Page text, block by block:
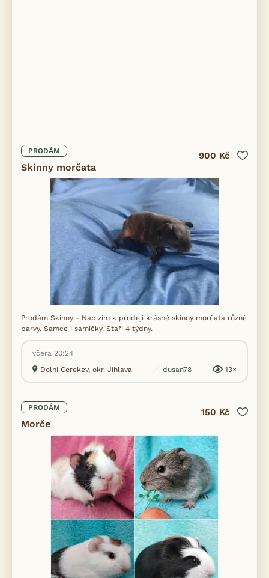
PRODÁM
Skinny morčata
900 Kč
Prodám Skinny - Nabízím k prodeji krásné skinny morčata různé
barvy. Samce i samičky. Staří 4 týdny.
včera 20:24
Dolní Cerekev, okr. Jihlava
dusan78 13×
PRODÁM
Morče
150 Kč